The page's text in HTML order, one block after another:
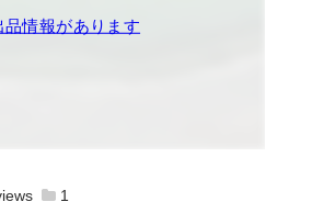
品情報があります
1